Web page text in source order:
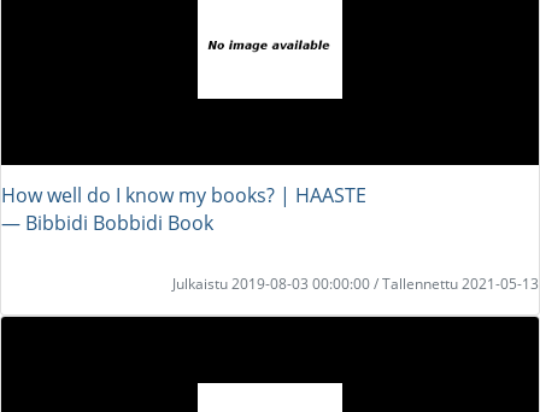
How well do I know my books? | HAASTE
― Bibbidi Bobbidi Book
Julkaistu 2019-08-03 00:00:00 / Tallennettu 2021-05-13